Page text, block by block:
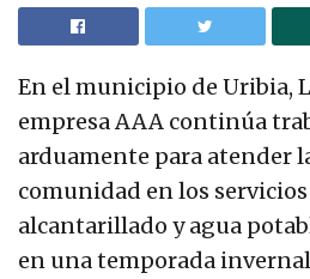
En el municipio de Uribia,
empresa AAA continúa
arduamente para atender
comunidad en los servicios
alcantarillado y agua
en una temporada